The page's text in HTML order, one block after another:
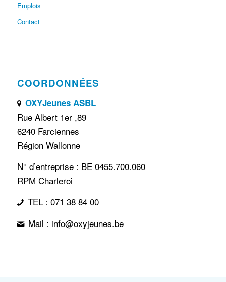
Emplois
Contact
COORDONNÉES
OXYJeunes ASBL
Rue Albert 1er ,89
6240 Farciennes
Région Wallonne
N° d’entreprise : BE 0455.700.060
RPM Charleroi
TEL : 071 38 84 00
Mail : info@oxyjeunes.be